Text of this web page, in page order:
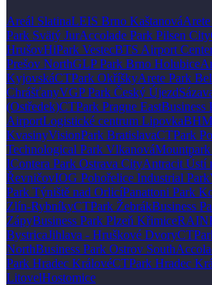
Areál SlatinaLEIS Brno Kaštanová
Park Svätý JurAccolade Park Pilsen City
HrušovHiPark VestecBTS Airport
Prešov NorthGLP Park Brno Holubice
KyjovskáCTPark OkříškyArete Park
ChrášťanyVGP Park Český Újezd
(Ostředek)CTPark Prague EastBusiness
AirportLogistické centrum Lipovka
KvasinyVisionPark BratislavaCTPark
Technological Park Vlkanová
IContera Park Ostrava CityAntracit Ústí
ŘevničovIOG Pohořelice Industrial Park
Park Týniště nad OrlicíPanattoni Park
Zlín-RybníkyCTPark ŽebrákBusiness
ZápyBusiness Park Plzeň Křimice
BystricaJihlava - Hruškové Dvory
NorthBusiness Park Ostrov South
Park Hradec KrálovéCTPark Hradec
LitovelHostomice